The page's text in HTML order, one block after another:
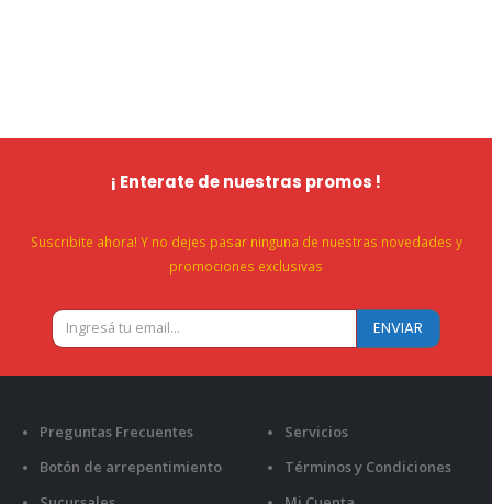
¡ Enterate de nuestras promos !
Suscribite ahora! Y no dejes pasar ninguna de nuestras novedades y
promociones exclusivas
Preguntas Frecuentes
Botón de arrepentimiento
Servicios
Términos y Condiciones